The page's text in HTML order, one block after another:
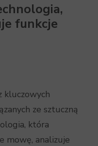
funkcje
kluczowych
ze sztuczną
która
mowę, analizuje